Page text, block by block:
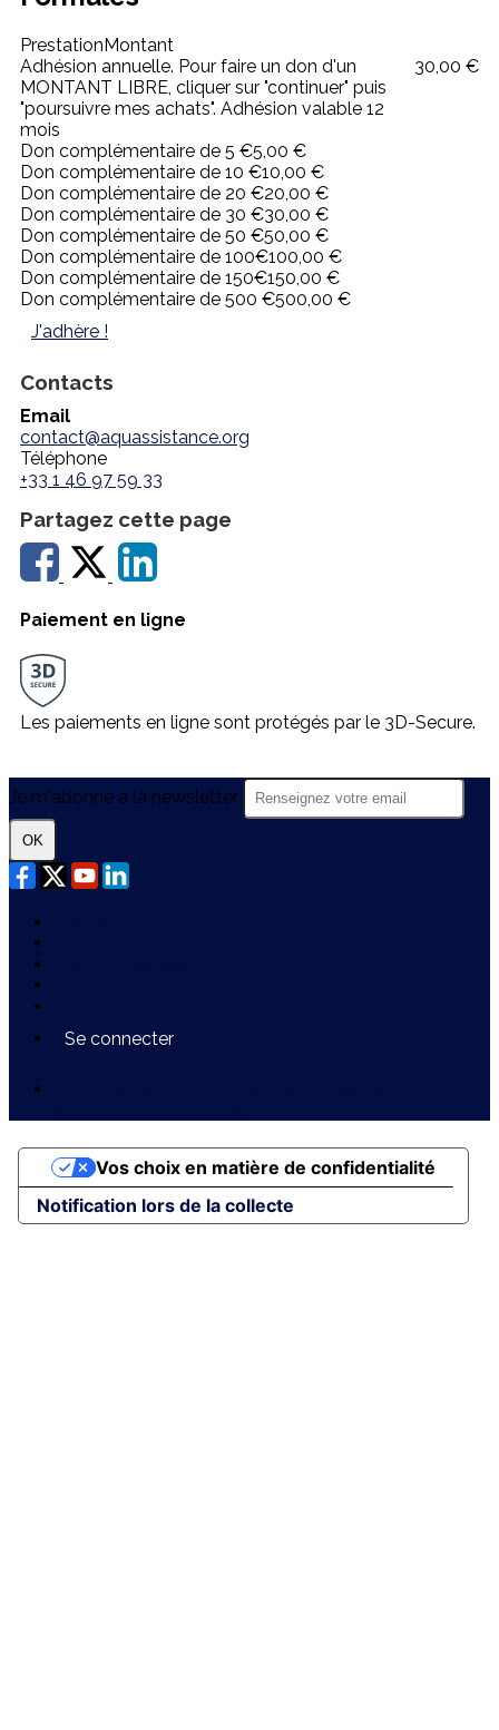
PrestationMontant
Adhésion annuelle. Pour faire un don d'un
MONTANT LIBRE, cliquer sur "continuer" puis
"poursuivre mes achats". Adhésion valable 12
mois
30,00 €
Don complémentaire de 5 €5,00 €
Don complémentaire de 10 €10,00 €
Don complémentaire de 20 €20,00 €
Don complémentaire de 30 €30,00 €
Don complémentaire de 50 €50,00 €
Don complémentaire de 100€100,00 €
Don complémentaire de 150€150,00 €
Don complémentaire de 500 €500,00 €
J'adhère !
Contacts
Email
contact@aquassistance.org
Téléphone
+33 1 46 97 59 33
Partagez cette page
Paiement en ligne
Les paiements en ligne sont protégés par le 3D-Secure.
Je m'abonne à la newsletter
OK
Se connecter
Notification lors de la collecte
Vos choix en matière de confidentialité